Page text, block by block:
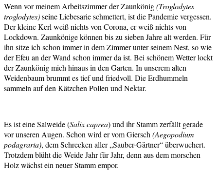
Wenn vor meinem Arbeitszimmer der Zaunkönig(Troglodytes
troglodytes)seine Liebesarie schmettert, ist die Pandemie vergessen.
Der kleine Kerl weiß nichts von Corona, er weiß nichts von
Lockdown. Zaunkönige können bis zu sieben Jahre alt werden. Für
ihn sitze ich schon immer in dem Zimmer unter seinem Nest, so wie
der Efeu an der Wand schon immer da ist. Bei schönem Wetter lockt
der Zaunkönig mich hinaus in den Garten. In unserem alten
Weidenbaum brummt es tief und friedvoll. Die Erdhummeln
sammeln auf den Kätzchen Pollen und Nektar.
Es ist eine Salweide (Salix caprea) und ihr Stamm zerfällt gerade
vor unseren Augen. Schon wird er vom Giersch (Aegopodium
podagraria), dem Schrecken aller „Sauber-Gärtner“ überwuchert.
Trotzdem blüht die Weide Jahr für Jahr, denn aus dem morschen
Holz wächst ein neuer Stamm empor.